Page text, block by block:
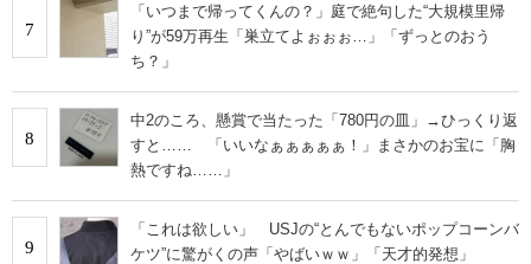
7
「いつまで帰ってくんの？」庭で絶句した“大規模里帰
り”が59万再生「巣立てよぉぉぉ…」「ずっとのおう
ち？」
8
中2のころ、懸賞で当たった「780円の皿」→ひっくり返
すと…… 「いいなぁぁぁぁぁ！」まさかのお宝に「胸
熱ですね……」
9
「これは欲しい」 USJの“とんでもないポップコーンバ
ケツ”に驚がくの声「やばいｗｗ」「天才的発想」